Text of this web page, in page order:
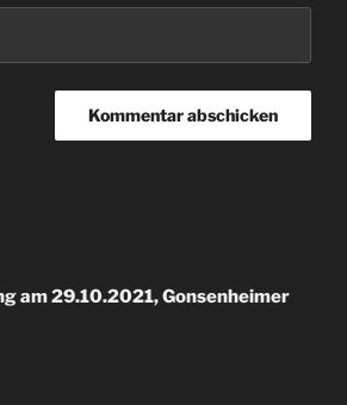
am 29.10.2021, Gonsenheimer